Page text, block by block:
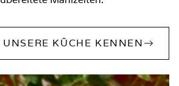
KÜCHE KENNEN